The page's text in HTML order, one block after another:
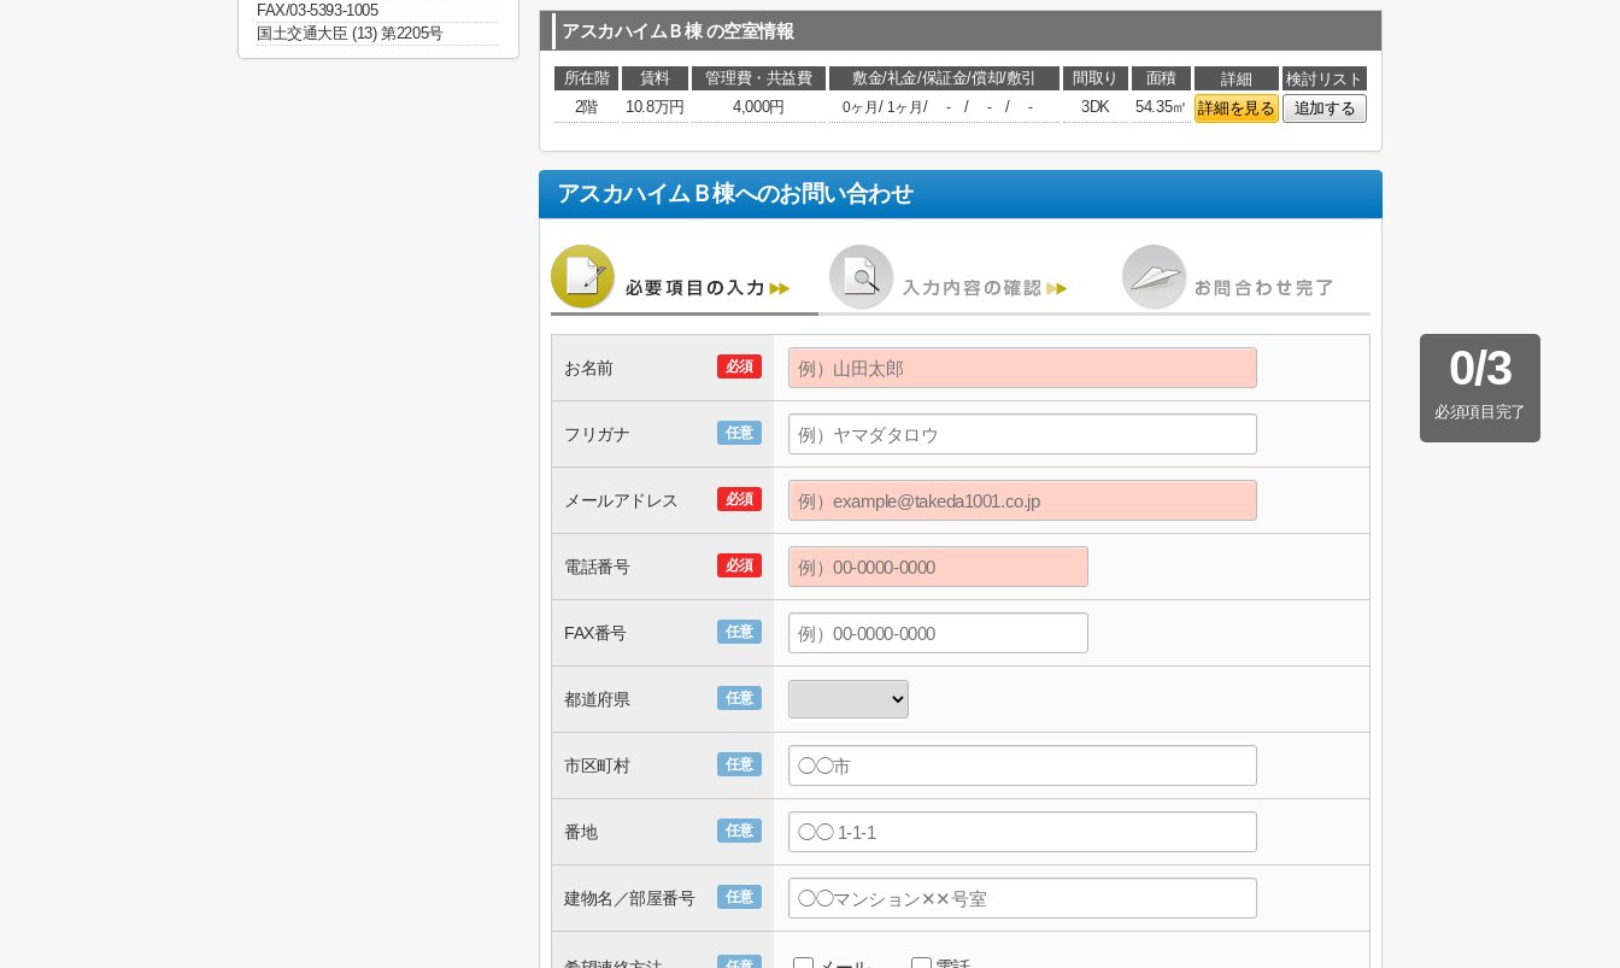
アスカハイムＢ棟 の空室情報
所在階 賃料 管理費・共益費 敷金/礼金/保証金/償却/敷引 間取り 面積 詳細
検討リスト
2階
10.8万円 4,000円 0ヶ月 / 1ヶ月 / - / - / - 3DK 54.35㎡ 詳細を見る 追加する
アスカハイムＢ棟へのお問い合わせ
0/3
必須項目完了
必須
お名前
任意
フリガナ
必須
メールアドレス
必須
電話番号
任意
FAX番号
任意
都道府県
任意
市区町村
任意
番地
任意
建物名／部屋番号
FAX/03-5393-1005
国土交通大臣 (13) 第2205号